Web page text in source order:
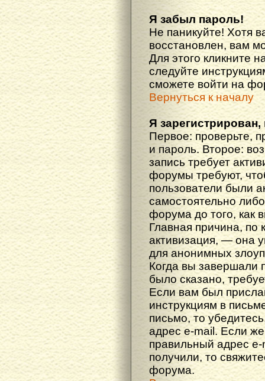
Я забыл пароль!
Не паникуйте! Хотя
восстановлен, вам
Для этого кликните
следуйте
сможете войти на
Вернуться к началу
Я
Первое: проверьте,
и пароль. Второе:
запись требует
форумы требуют,
пользователи были
самостоятельно
форума до того, как
Главная причина, по
активизация, — она
для анонимных
Когда вы завершали
было сказано,
Если вам был
инструкциям в
письмо, то
адрес e-mail. Если
правильный адрес
получили, то
форума.